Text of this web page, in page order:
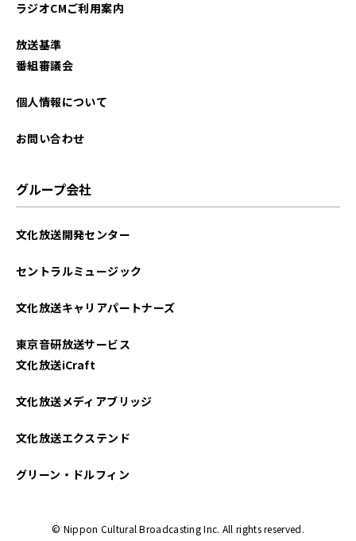
ラジオCMご利用案内
放送基準
番組審議会
個人情報について
お問い合わせ
グループ会社
文化放送開発センター
セントラルミュージック
文化放送キャリアパートナーズ
東京音研放送サービス
文化放送iCraft
文化放送メディアブリッジ
文化放送エクステンド
グリーン・ドルフィン
© Nippon Cultural Broadcasting Inc. All rights reserved.